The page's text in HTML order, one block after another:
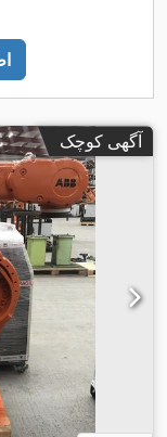
آگهی کوچک